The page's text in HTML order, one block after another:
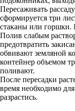
Пересаживать
сформируется три
стаканы или горшки.
Полив слабым
предотвратить
обвивают земляной
контейнер объемом
поливают.
После пересадки
время необходимо
разрастись.